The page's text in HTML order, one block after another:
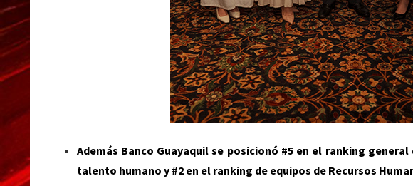
Además Banco Guayaquil se posicionó #5 en el ranking
talento humano y #2 en el ranking de equipos de Recursos